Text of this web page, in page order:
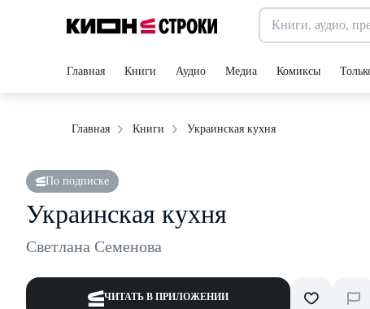
Главная Книги Аудио Медиа Комиксы
Главная Книги Украинская кухня
По подписке
Украинская кухня
Светлана Семенова
ЧИТАТЬ В ПРИЛОЖЕНИИ